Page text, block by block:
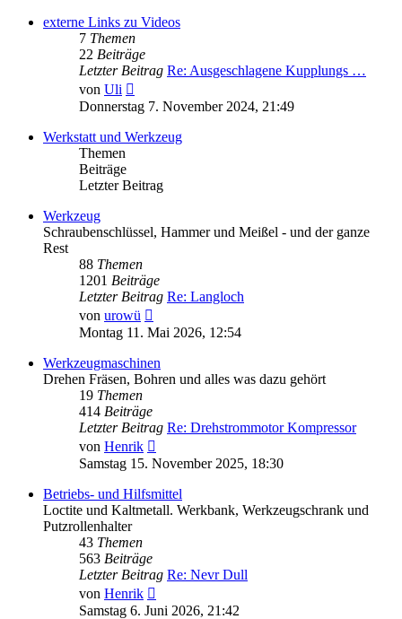
externe Links zu Videos
7 Themen
22 Beiträge
Letzter Beitrag Re: Ausgeschlagene Kupplungs …
von Uli
Beitrag
Donnerstag 7. November 2024, 21:49
Werkstatt und Werkzeug
Themen
Beiträge
Letzter Beitrag
Werkzeug
Schraubenschlüssel, Hammer und Meißel - und der ganze
Rest
88 Themen
1201 Beiträge
Letzter Beitrag Re: Langloch
von urowü
Beitrag
Montag 11. Mai 2026, 12:54
Werkzeugmaschinen
Drehen Fräsen, Bohren und alles was dazu gehört
19 Themen
414 Beiträge
Letzter Beitrag Re: Drehstrommotor Kompressor
von Henrik
Beitrag
Samstag 15. November 2025, 18:30
Betriebs- und Hilfsmittel
Loctite und Kaltmetall. Werkbank, Werkzeugschrank und
Putzrollenhalter
43 Themen
563 Beiträge
Letzter Beitrag Re: Nevr Dull
von Henrik
Beitrag
Samstag 6. Juni 2026, 21:42